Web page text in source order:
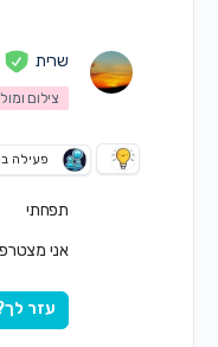
שרית
צילום
פעילה
תפחתי
אני
עזר